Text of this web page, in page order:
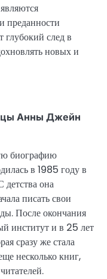
преданности
глубокий след в
новых и
Анны Джейн
биографию
в 1985 году в
она
писать свои
После окончания
институт и в 25 лет
сразу же стала
несколько книг,